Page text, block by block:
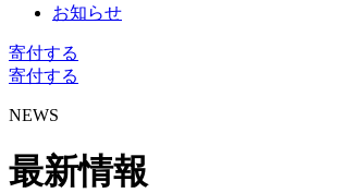
お知らせ
寄付する
寄付する
NEWS
最新情報